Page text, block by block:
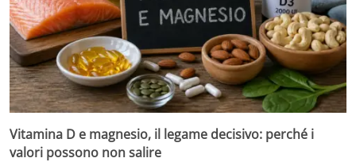
Vitamina D e magnesio, il legame decisivo: perché i
valori possono non salire